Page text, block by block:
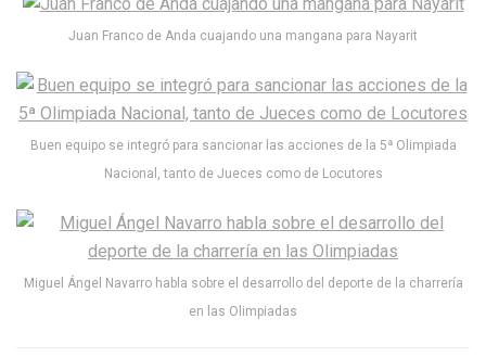
Juan Franco de Anda cuajando una mangana para Nayarit
Buen equipo se integró para sancionar las acciones de la 5ª Olimpiada
Nacional, tanto de Jueces como de Locutores
Miguel Ángel Navarro habla sobre el desarrollo del deporte de la charrería
en las Olimpiadas